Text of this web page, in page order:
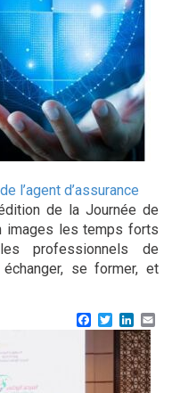
l’agent d’assurance
de la Journée de
images les temps forts
professionnels de
se former, et
Facebook
Twitter